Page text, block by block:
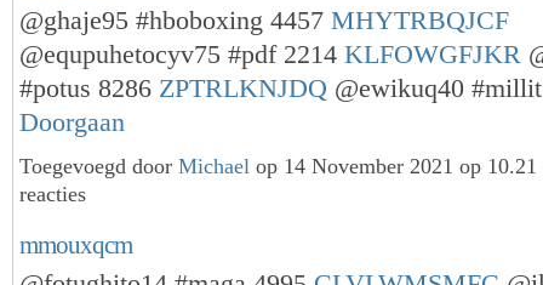
@ghaje95 #hboboxing 4457 MHYTRBQJCF
@equpuhetocyv75 #pdf 2214 KLFOWGFJKR
#potus 8286 ZPTRLKNJDQ @ewikuq40
Doorgaan
Toegevoegd door Michael op 14 November 2021 op
reacties
mmouxqcm